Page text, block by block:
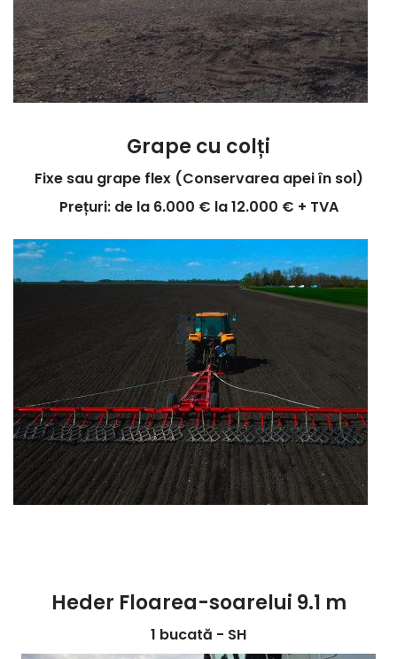
Grape cu colți
Fixe sau grape flex (Conservarea apei în sol)
Prețuri: de la 6.000 € la 12.000 € + TVA
1
2
Previous
Next
Heder Floarea-soarelui 9.1 m
1 bucată - SH